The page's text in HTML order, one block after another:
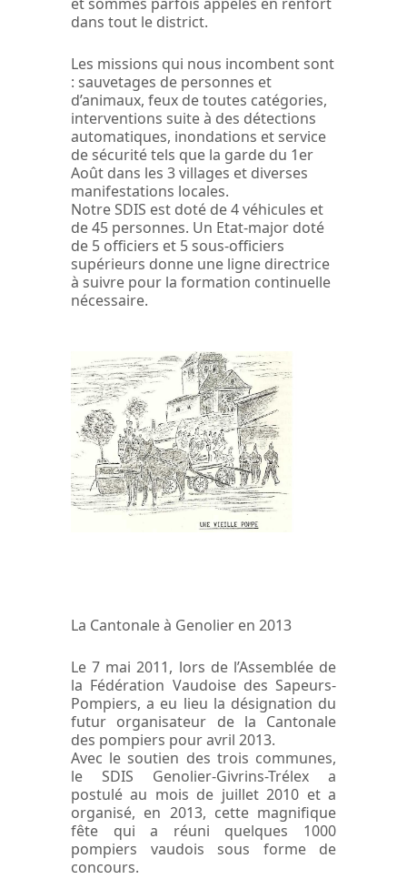
dans tout le district.
Les missions qui nous incombent sont
: sauvetages de personnes et
d’animaux, feux de toutes catégories,
interventions suite à des détections
automatiques, inondations et service
de sécurité tels que la garde du 1er
Août dans les 3 villages et diverses
manifestations locales.
Notre SDIS est doté de 4 véhicules et
de 45 personnes. Un Etat-major doté
de 5 officiers et 5 sous-officiers
supérieurs donne une ligne directrice
à suivre pour la formation continuelle
nécessaire.
La Cantonale à Genolier en 2013
Le 7 mai 2011, lors de l’Assemblée de
la Fédération Vaudoise des Sapeurs-
Pompiers, a eu lieu la désignation du
futur organisateur de la Cantonale
des pompiers pour avril 2013.
Avec le soutien des trois communes,
le SDIS Genolier-Givrins-Trélex a
postulé au mois de juillet 2010 et a
organisé, en 2013, cette magnifique
fête qui a réuni quelques 1000
pompiers vaudois sous forme de
concours.